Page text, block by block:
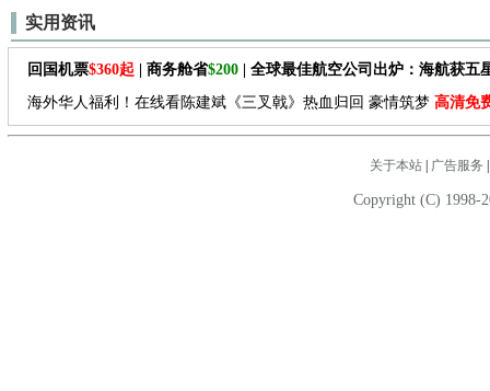
实用资讯
回国机票$360起 | 商务舱省$200 | 全球最佳航空公司出炉：海航获五
海外华人福利！在线看陈建斌《三叉戟》热血归回 豪情筑梦 高清免
关于本站| 广告服务
Copyright (C) 1998-